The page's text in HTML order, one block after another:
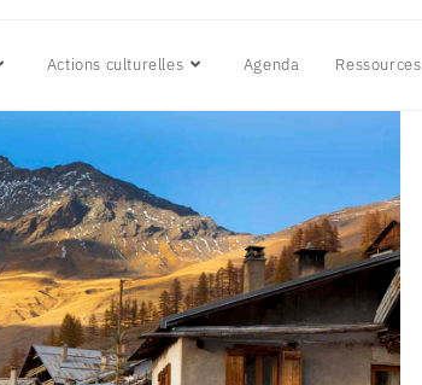
Actions culturelles Agenda Ressources